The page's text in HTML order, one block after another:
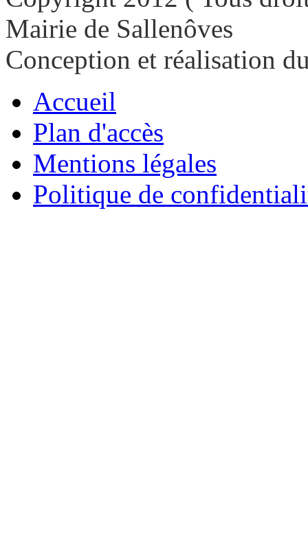
Mairie de Sallenôves
Conception et réalisation
Accueil
Plan d'accès
Mentions légales
Politique de